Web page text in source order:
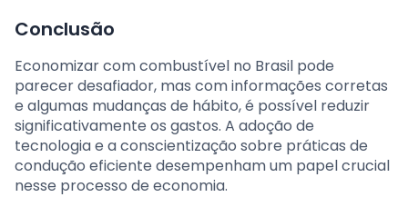
Conclusão
Economizar com combustível no Brasil pode
parecer desafiador, mas com informações corretas
e algumas mudanças de hábito, é possível reduzir
significativamente os gastos. A adoção de
tecnologia e a conscientização sobre práticas de
condução eficiente desempenham um papel crucial
nesse processo de economia.